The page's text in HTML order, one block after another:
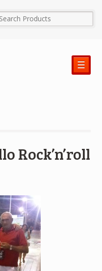
☰
Rock’n’roll